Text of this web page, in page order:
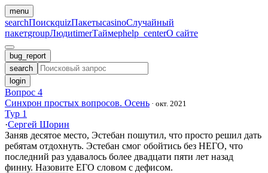
menu
searchПоискquizПакетыcasinoСлучайный
пакетgroupЛюдиtimerТаймерhelp_centerО сайте
bug_report
search
login
Вопрос 4
Синхрон простых вопросов. Осень · окт. 2021
Тур 1
·Сергей Шорин
Заняв десятое место, Эстебан пошутил, что просто решил дать
ребятам отдохнуть. Эстебан смог обойтись без НЕГО, что
последний раз удавалось более двадцати пяти лет назад
финну. Назовите ЕГО словом с дефисом.